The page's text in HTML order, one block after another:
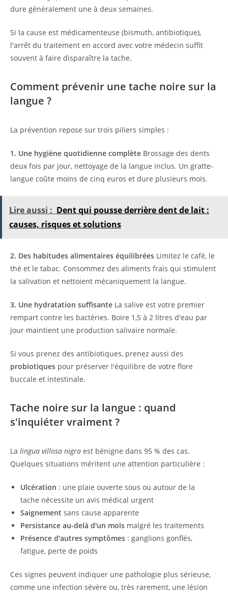
dure généralement une à deux semaines.
Si la cause est médicamenteuse (bismuth, antibiotique),
l'arrêt du traitement en accord avec votre médecin suffit
souvent à faire disparaître la tache.
Comment prévenir une tache noire sur la
langue ?
La prévention repose sur trois piliers simples :
1. Une hygiène quotidienne complète Brossage des dents
deux fois par jour, nettoyage de la langue inclus. Un gratte-
langue coûte moins de cinq euros et dure plusieurs mois.
Lire aussi : Dent qui pousse derrière dent de lait :
causes, risques et solutions
2. Des habitudes alimentaires équilibrées Limitez le café, le
thé et le tabac. Consommez des aliments frais qui stimulent
la salivation et nettoient mécaniquement la langue.
3. Une hydratation suffisante La salive est votre premier
rempart contre les bactéries. Boire 1,5 à 2 litres d'eau par
jour maintient une production salivaire normale.
Si vous prenez des antibiotiques, prenez aussi des
probiotiques pour préserver l'équilibre de votre flore
buccale et intestinale.
Tache noire sur la langue : quand
s'inquiéter vraiment ?
La lingua villosa nigra est bénigne dans 95 % des cas.
Quelques situations méritent une attention particulière :
Ulcération : une plaie ouverte sous ou autour de la
tache nécessite un avis médical urgent
Saignement sans cause apparente
Persistance au-delà d'un mois malgré les traitements
Présence d'autres symptômes : ganglions gonflés,
fatigue, perte de poids
Ces signes peuvent indiquer une pathologie plus sérieuse,
comme une infection sévère ou, très rarement, une lésion